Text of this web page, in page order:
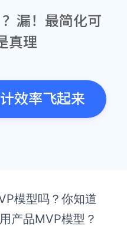
漏！最简化可
真理
效率飞起来
模型吗？你知道
产品MVP模型？